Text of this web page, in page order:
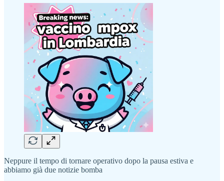
Neppure il tempo di tornare operativo dopo la pausa estiva e
abbiamo già due notizie bomba